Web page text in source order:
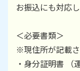
お振込にも対応し
＜必要書類＞
※現住所が記載さ
・身分証明書 （